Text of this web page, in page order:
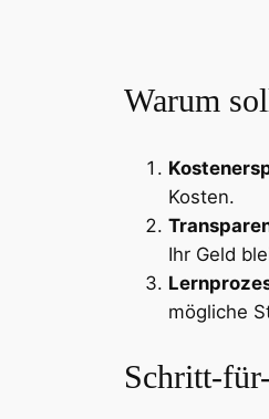
Warum
Kosten.
Ihr Geld
mögliche
Schritt-